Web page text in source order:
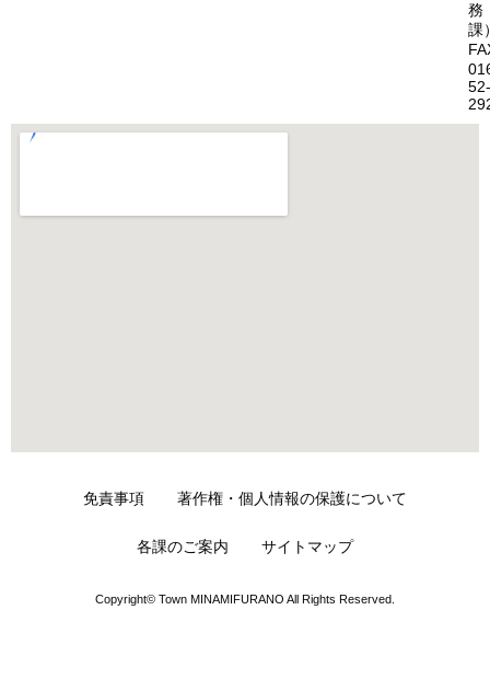
務
課
52-
免責事項 著作権・個人情報の保護について
各課のご案内 サイトマップ
Copyright© Town MINAMIFURANO All Rights Reserved.